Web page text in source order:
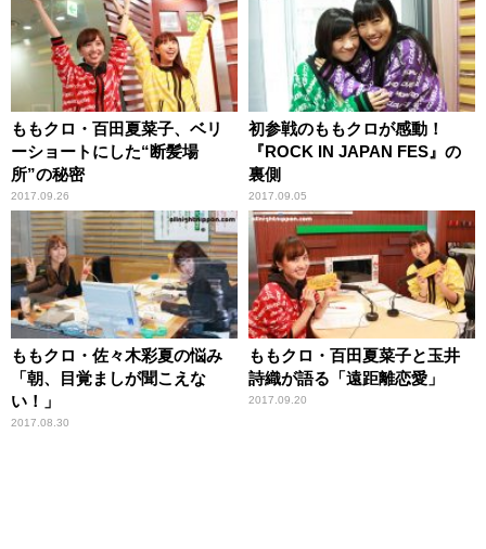
ももクロ・百田夏菜子、ベリ
ーショートにした“断髪場
所”の秘密
2017.09.26
初参戦のももクロが感動！
『ROCK IN JAPAN FES』の
裏側
2017.09.05
ももクロ・佐々木彩夏の悩み
「朝、目覚ましが聞こえな
い！」
2017.08.30
ももクロ・百田夏菜子と玉井
詩織が語る「遠距離恋愛」
2017.09.20